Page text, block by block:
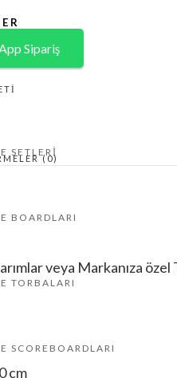
SETLERI
BOARDLARI
TORBALARI
SCOREBOARDLARI
Sipariş
(0)
veya Markanıza
cm